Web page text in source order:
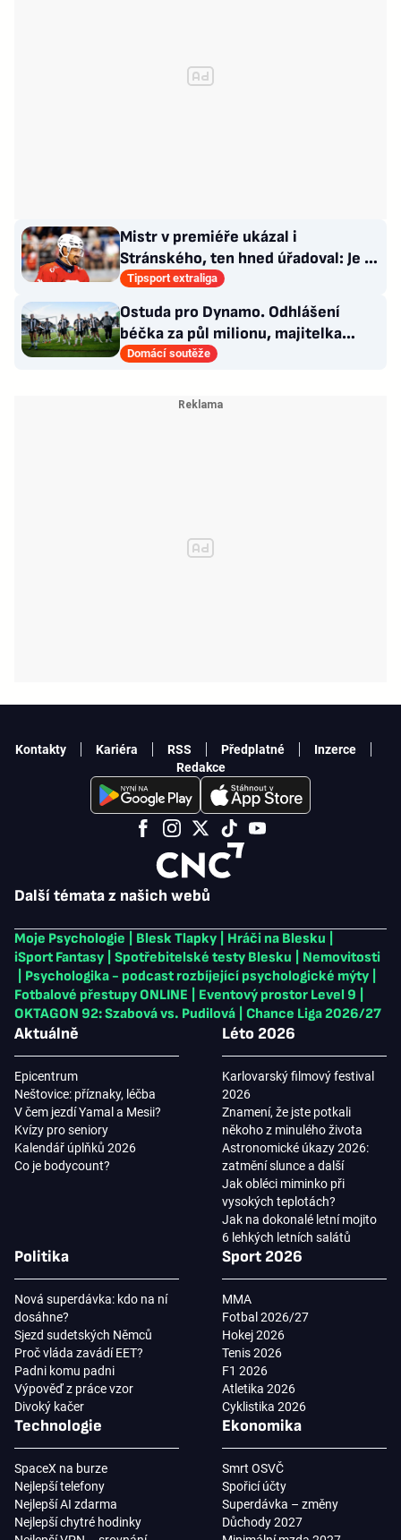
Mistr v premiéře ukázal i
Stránského, ten hned úřadoval: Je to
pro mě úplně nové…
Tipsport extraliga
Ostuda pro Dynamo. Odhlášení
béčka za půl milionu, majitelka
odmítla nabídku kraje
Domácí soutěže
Další témata z našich webů
Moje Psychologie Blesk Tlapky Hráči na Blesku
iSport Fantasy
Spotřebitelské testy Blesku
Nemovitosti
Psychologika - podcast rozbíjející psychologické mýty
Fotbalové přestupy ONLINE
Eventový prostor Level 9
OKTAGON 92: Szabová vs. Pudilová
Chance Liga 2026/27
Aktuálně
Epicentrum
Neštovice: příznaky, léčba
V čem jezdí Yamal a Mesii?
Kvízy pro seniory
Kalendář úplňků 2026
Co je bodycount?
Léto 2026
Karlovarský filmový festival
2026
Znamení, že jste potkali
někoho z minulého života
Astronomické úkazy 2026:
zatmění slunce a další
Jak obléci miminko při
vysokých teplotách?
Jak na dokonalé letní mojito
6 lehkých letních salátů
Politika
Nová superdávka: kdo na ní
dosáhne?
Sjezd sudetských Němců
Proč vláda zavádí EET?
Padni komu padni
Výpověď z práce vzor
Divoký kačer
Sport 2026
MMA
Fotbal 2026/27
Hokej 2026
Tenis 2026
F1 2026
Atletika 2026
Cyklistika 2026
Technologie
SpaceX na burze
Nejlepší telefony
Nejlepší AI zdarma
Nejlepší chytré hodinky
Ekonomika
Smrt OSVČ
Spořicí účty
Superdávka – změny
Důchody 2027
Kontakty Kariéra RSS Předplatné
Inzerce
Redakce